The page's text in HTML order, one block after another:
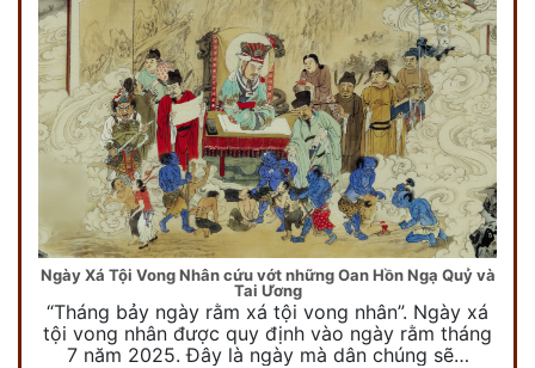
Ngày Xá Tội Vong Nhân cứu vớt những Oan Hồn Ngạ Quỷ và
Tai Ương
“Tháng bảy ngày rằm xá tội vong nhân”. Ngày xá
tội vong nhân được quy định vào ngày rằm tháng
7 năm 2025. Đây là ngày mà dân chúng sẽ…